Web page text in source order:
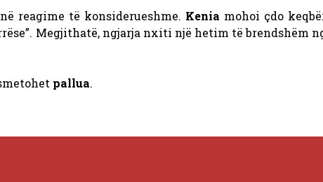
reagime të konsiderueshme. Kenia mohoi çdo
Megjithatë, ngjarja nxiti një hetim të brendshëm
pallua.